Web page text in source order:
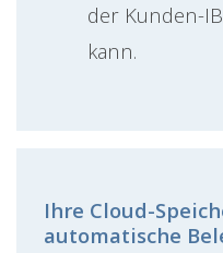
der Kunden-
kann.
Ihre Cloud-
automatische